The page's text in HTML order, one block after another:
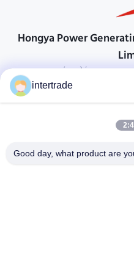
Hongya Power
προσαρμοσμένες λύσεις για να
Χωριό Anxi, πόλη
86-28-
intertrade
Good day, what product are